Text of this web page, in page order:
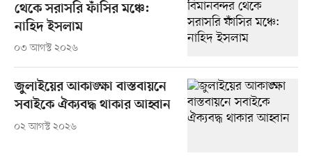
থেকে সরাসরি ফাঁসির মঞ্চে:
নাহিদ ইসলাম
০৩ আগস্ট ২০২৬
জুলাইয়ের আকাঙ্ক্ষা বাস্তবায়নে
সবাইকে ঐক্যবদ্ধ থাকার আহ্বান
০২ আগস্ট ২০২৬